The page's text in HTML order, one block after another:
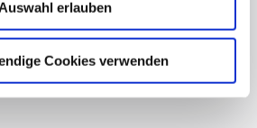
erlauben
Cookies verwenden